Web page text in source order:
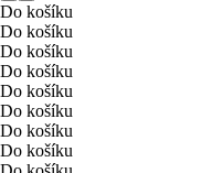
Do košíku
Do košíku
Do košíku
Do košíku
Do košíku
Do košíku
Do košíku
Do košíku